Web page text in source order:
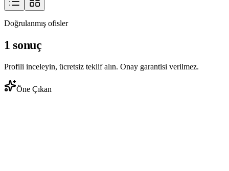
Doğrulanmış ofisler
1 sonuç
Profili inceleyin, ücretsiz teklif alın. Onay garantisi verilmez.
Öne Çıkan